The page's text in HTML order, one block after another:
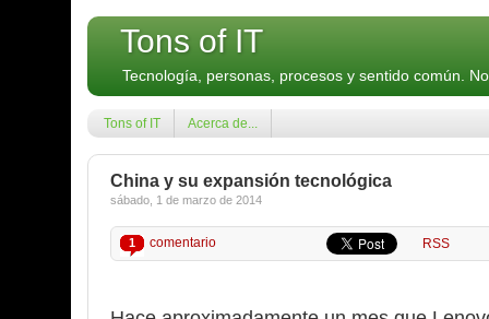
Tons of IT
Tecnología, personas, procesos y sentido común.
Tons of IT Acerca de...
China y su expansión tecnológica
sábado, 1 de marzo de 2014
1 comentario RSS